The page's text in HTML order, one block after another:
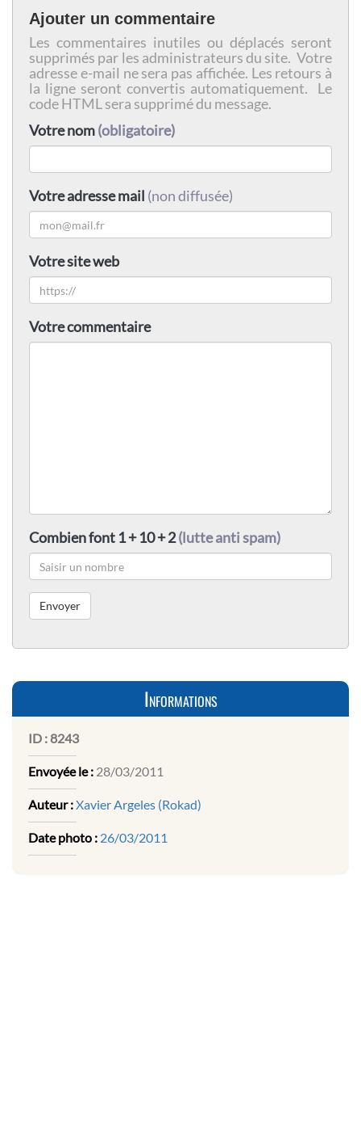
Ajouter un commentaire
Les commentaires inutiles ou déplacés seront
supprimés par les administrateurs du site. Votre
adresse e-mail ne sera pas affichée. Les retours à
la ligne seront convertis automatiquement. Le
code HTML sera supprimé du message.
Votre nom(obligatoire)
Votre adresse mail (non diffusée)
Votre site web
Votre commentaire
Combien font 1 + 10 + 2(lutte anti spam)
Informations
ID :8243
Envoyée le : 28/03/2011
Auteur :Xavier Argeles (Rokad)
Date photo : 26/03/2011